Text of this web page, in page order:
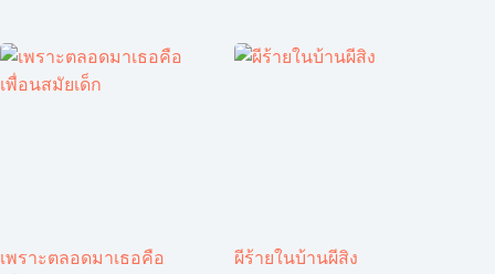
เพราะตลอดมาเธอคือ
ผีร้ายในบ้านผีสิง